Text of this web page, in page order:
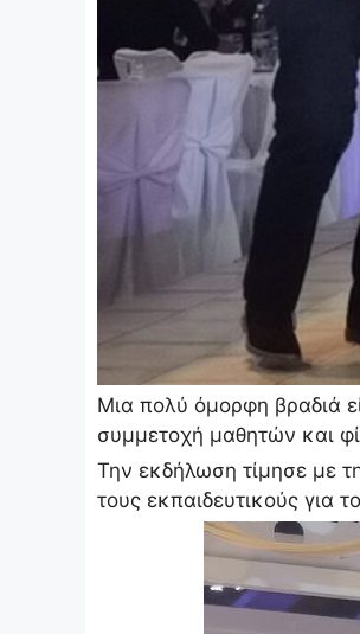
Μια πολύ όμορφη βραδιά
συμμετοχή μαθητών και
Την εκδήλωση τίμησε με
τους εκπαιδευτικούς για